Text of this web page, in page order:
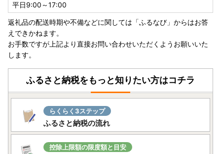
平日9:00～17:00
返礼品の配送時期や不備などに関しては「ふるなび」からはお答
えできかねます。
お手数ですが上記より直接お問い合わせいただくようお願いいた
します。
ふるさと納税をもっと知りたい方はコチラ
らくらく3ステップ
ふるさと納税の流れ
控除上限額の限度額と目安